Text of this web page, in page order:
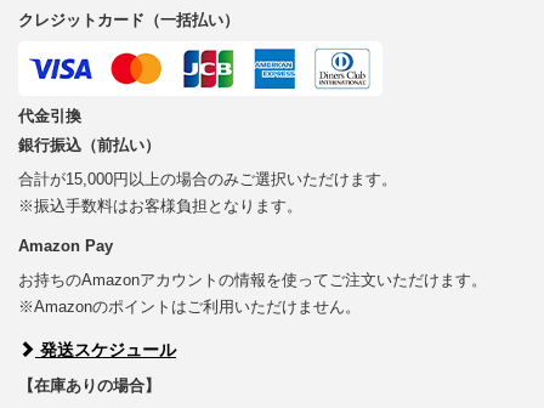
クレジットカード（一括払い）
代金引換
銀行振込（前払い）
合計が15,000円以上の場合のみご選択いただけます。
※振込手数料はお客様負担となります。
Amazon Pay
お持ちのAmazonアカウントの情報を使ってご注文いただけます。
※Amazonのポイントはご利用いただけません。
発送スケジュール
【在庫ありの場合】